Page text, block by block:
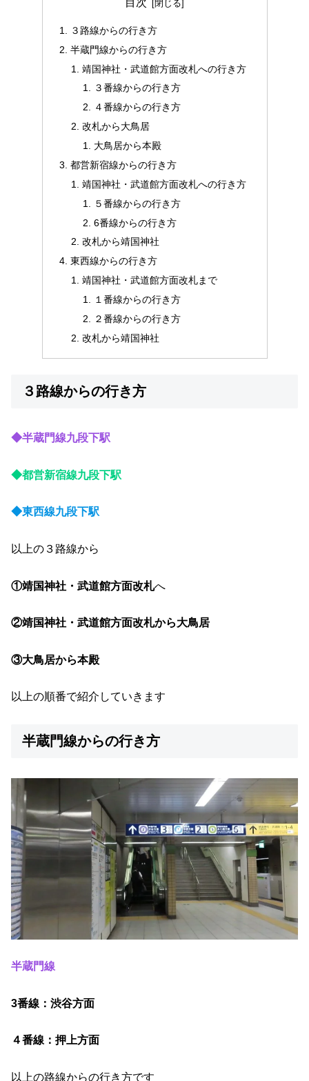
目次
３路線からの行き方
半蔵門線からの行き方
靖国神社・武道館方面改札への行き方
３番線からの行き方
４番線からの行き方
改札から大鳥居
大鳥居から本殿
都営新宿線からの行き方
靖国神社・武道館方面改札への行き方
５番線からの行き方
6番線からの行き方
改札から靖国神社
東西線からの行き方
靖国神社・武道館方面改札まで
１番線からの行き方
２番線からの行き方
改札から靖国神社
３路線からの行き方
◆半蔵門線九段下駅
◆都営新宿線九段下駅
◆東西線九段下駅
以上の３路線から
①靖国神社・武道館方面改札へ
②靖国神社・武道館方面改札から大鳥居
③大鳥居から本殿
以上の順番で紹介していきます
半蔵門線からの行き方
半蔵門線
3番線：渋谷方面
４番線：押上方面
以上の路線からの行き方です